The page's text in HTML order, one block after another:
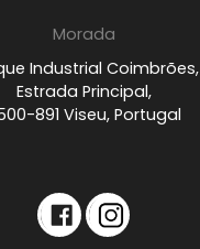
Morada
Industrial Coimbrões,
Estrada Principal,
891 Viseu, Portugal